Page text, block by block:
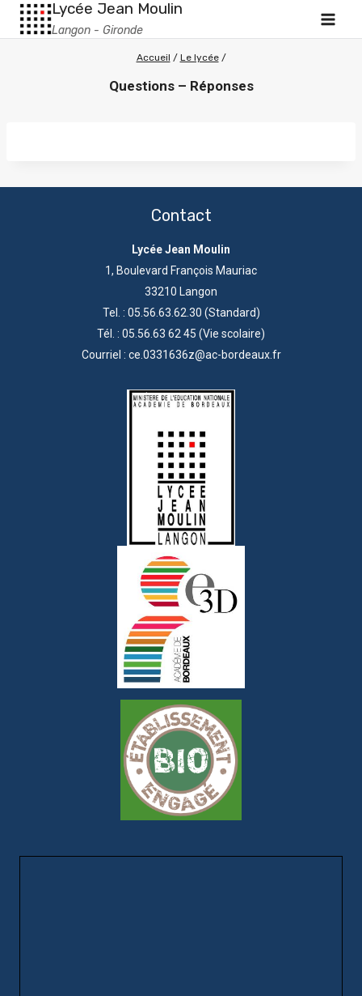
Lycée Jean Moulin
Langon - Gironde
Accueil / Le lycée /
Questions – Réponses
Contact
Lycée Jean Moulin
1, Boulevard François Mauriac
33210 Langon
Tel. : 05.56.63.62.30 (Standard)
Tél. : 05.56.63 62 45 (Vie scolaire)
Courriel : ce.0331636z@ac-bordeaux.fr